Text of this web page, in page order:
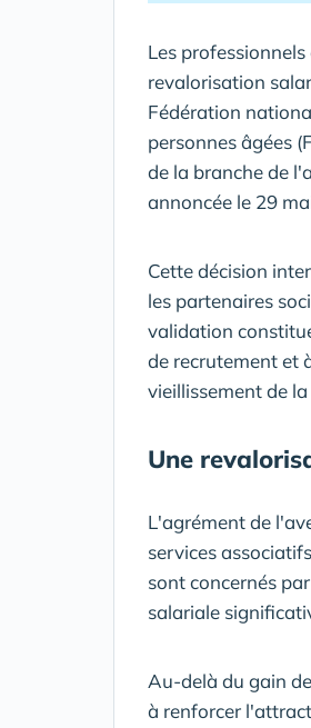
Les
revalorisation
Fédération
personnes âgées
de la branche de
annoncée le 29
Cette décision
les partenaires
validation
de recrutement et
vieillissement de
Une
L'agrément de
services
sont concernés
salariale
Au-delà du gain
à renforcer